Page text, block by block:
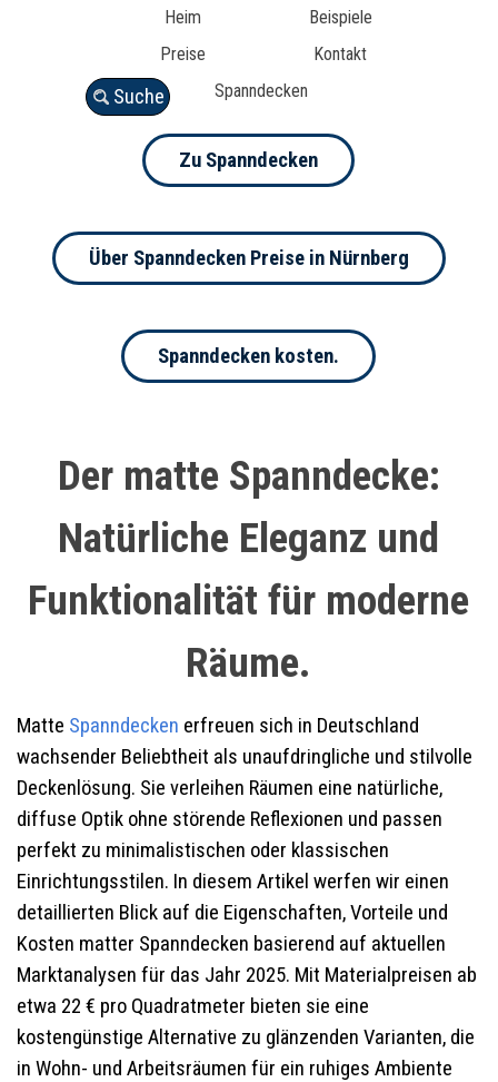
Heim
Beispiele
Preise
Kontakt
Spanndecken
Suche
Zu Spanndecken
Über Spanndecken Preise in Nürnberg
Spanndecken kosten.
Der matte Spanndecke:
Natürliche Eleganz und
Funktionalität für moderne
Räume.
Matte Spanndecken erfreuen sich in Deutschland
wachsender Beliebtheit als unaufdringliche und stilvolle
Deckenlösung. Sie verleihen Räumen eine natürliche,
diffuse Optik ohne störende Reflexionen und passen
perfekt zu minimalistischen oder klassischen
Einrichtungsstilen. In diesem Artikel werfen wir einen
detaillierten Blick auf die Eigenschaften, Vorteile und
Kosten matter Spanndecken basierend auf aktuellen
Marktanalysen für das Jahr 2025. Mit Materialpreisen ab
etwa 22 € pro Quadratmeter bieten sie eine
kostengünstige Alternative zu glänzenden Varianten, die
in Wohn- und Arbeitsräumen für ein ruhiges Ambiente